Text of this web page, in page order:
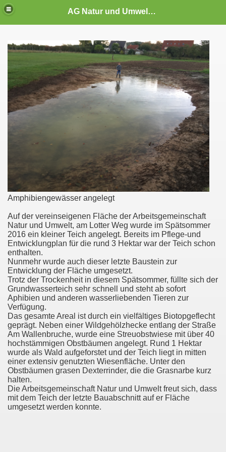
AG Natur und Umwelt Hagen a.T.W. e.V.
Amphibiengewässer angelegt
Auf der vereinseigenen Fläche der Arbeitsgemeinschaft
Natur und Umwelt, am Lotter Weg wurde im Spätsommer
2016 ein kleiner Teich angelegt. Bereits im Pflege-und
Entwicklungplan für die rund 3 Hektar war der Teich schon
enthalten.
Nunmehr wurde auch dieser letzte Baustein zur
Entwicklung der Fläche umgesetzt.
Trotz der Trockenheit in diesem Spätsommer, füllte sich der
Grundwasserteich sehr schnell und steht ab sofort
Aphibien und anderen wasserliebenden Tieren zur
Verfügung.
Das gesamte Areal ist durch ein vielfältiges Biotopgeflecht
geprägt. Neben einer Wildgehölzhecke entlang der Straße
Am Wallenbruche, wurde eine Streuobstwiese mit über 40
hochstämmigen Obstbäumen angelegt. Rund 1 Hektar
wurde als Wald aufgeforstet und der Teich liegt in mitten
einer extensiv genutzten Wiesenfläche. Unter den
Obstbäumen grasen Dexterrinder, die die Grasnarbe kurz
halten.
Die Arbeitsgemeinschaft Natur und Umwelt freut sich, dass
mit dem Teich der letzte Bauabschnitt auf er Fläche
umgesetzt werden konnte.